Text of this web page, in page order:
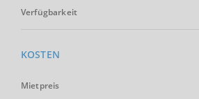
Verfügbarkeit
KOSTEN
Mietpreis